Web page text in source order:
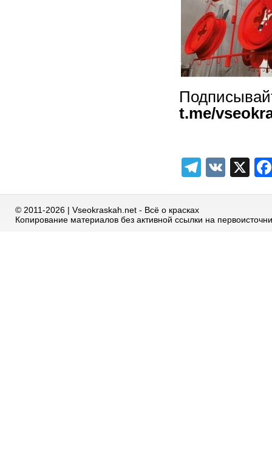
t.me/
VK X
© 2011-2026 | Vseokraskah.net - Всё о красках
Копирование материалов без активной ссылки на